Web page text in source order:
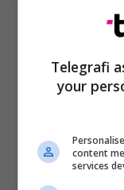
Gjilani Lokale
Telegrafi
your
content
services